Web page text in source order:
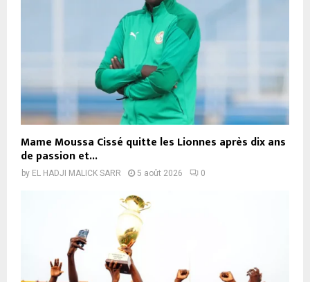
Mame Moussa Cissé quitte les Lionnes après dix ans
de passion et...
by EL HADJI MALICK SARR 5 août 2026 0